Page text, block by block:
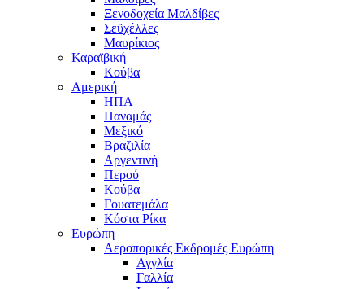
Ξενοδοχεία Μαλδίβες
Σεϋχέλλες
Μαυρίκιος
Καραϊβική
Κούβα
Αμερική
ΗΠΑ
Παναμάς
Μεξικό
Βραζιλία
Αργεντινή
Περού
Κούβα
Γουατεμάλα
Κόστα Ρίκα
Ευρώπη
Αεροπορικές Εκδρομές Ευρώπη
Αγγλία
Γαλλία